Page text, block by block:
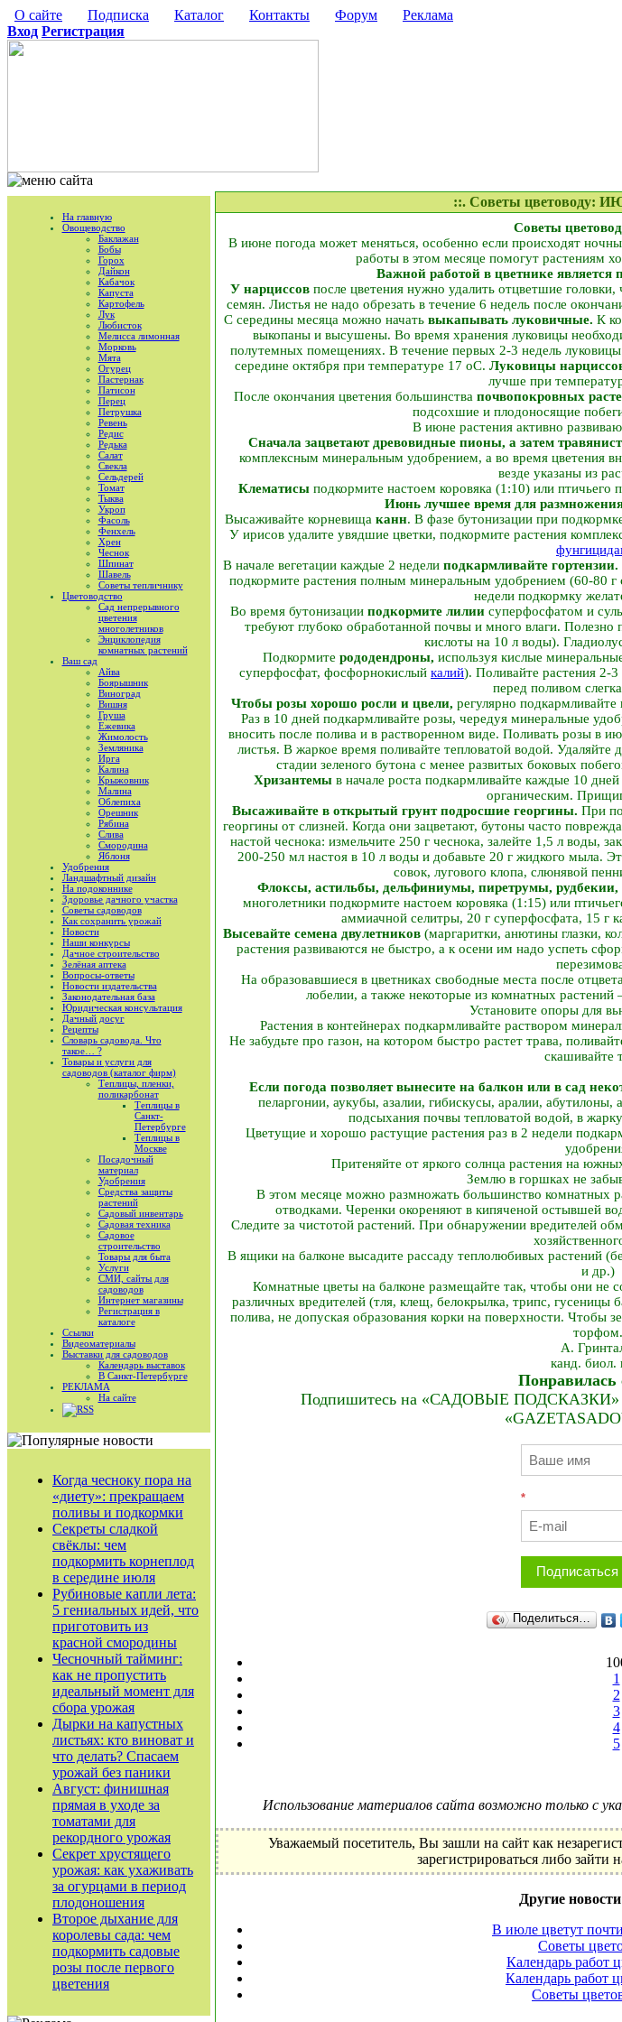
О сайте Подписка Каталог Контакты Форум
Реклама
Вход Регистрация
На главную
Овощеводство
Баклажан
Бобы
Горох
Дайкон
Кабачок
Капуста
Картофель
Лук
Любисток
Мелисса лимонная
Морковь
Мята
Огурец
Пастернак
Патисон
Перец
Петрушка
Ревень
Редис
Редька
Салат
Свекла
Сельдерей
Томат
Тыква
Укроп
Фасоль
Фенхель
Хрен
Чеснок
Шпинат
Шавель
Советы тепличнику
Цветоводство
Сад непрерывного
цветения
многолетников
Энциклопедия
комнатных растений
Ваш сад
Айва
Боярышник
Виноград
Вишня
Груша
Ежевика
Жимолость
Земляника
Ирга
Калина
Крыжовник
Малина
Облепиха
Орешник
Рябина
Слива
Смородина
Яблоня
Удобрения
Ландшафтный дизайн
На подоконнике
Здоровье дачного участка
Советы садоводов
Как сохранить урожай
Новости
Наши конкурсы
Дачное строительство
Зелёная аптека
Вопросы-ответы
Новости издательства
Законодательная база
Юридическая консультация
Дачный досуг
Рецепты
Словарь садовода. Что
такое… ?
Товары и услуги для
садоводов (каталог фирм)
Теплицы, пленки,
поликарбонат
Теплицы в
Санкт-
Петербурге
Теплицы в
Москве
Посадочный
материал
Удобрения
Средства защиты
растений
Садовый инвентарь
Садовая техника
Садовое
строительство
Товары для быта
Услуги
СМИ, сайты для
садоводов
Интернет магазины
Регистрация в
каталоге
Ссылки
Видеоматериалы
Выставки для садоводов
Календарь выставок
В Санкт-Петербурге
РЕКЛАМА
На сайте
RSS
Когда чесноку пора на
«диету»: прекращаем
поливы и подкормки
Секреты сладкой
свёклы: чем
подкормить корнеплод
в середине июля
Рубиновые капли лета:
5 гениальных идей, что
приготовить из
красной смородины
Чесночный тайминг:
как не пропустить
идеальный момент для
сбора урожая
Дырки на капустных
листьях: кто виноват и
что делать? Спасаем
урожай без паники
Август: финишная
прямая в уходе за
томатами для
рекордного урожая
Секрет хрустящего
урожая: как ухаживать
за огурцами в период
плодоношения
Второе дыхание для
королевы сада: чем
подкормить садовые
розы после первого
цветения
::. Советы цветоводу:
Советы
В июне погода может меняться, особенно если происходят
работы в этом месяце помогут растениям
Важной работой в цветнике является
У нарциссов после цветения нужно удалить отцветшие
семян. Листья не надо обрезать в течение 6 недель после
С середины месяца можно начать выкапывать луковичные. К
выкопаны и высушены. Во время хранения луковицы
полутемных помещениях. В течение первых 2-3 недель
середине октября при температуре 17 оС. Луковицы
лучше при
После окончания цветения большинства почвопокровных
подсохшие и плодоносящие
В июне растения активно
Сначала зацветают древовидные пионы, а затем
комплексным минеральным удобрением, а во время цветения
везде указаны из
Клематисыподкормите настоем коровяка (1:10) или птичьего
Июнь лучшее время для
Высаживайте корневища канн. В фазе бутонизации при
У ирисов удалите увядшие цветки, подкормите растения
В начале вегетации каждые 2 недели подкармливайте гортензии.
подкормите растения полным минеральным удобрением (60-80 г
недели подкормку
Во время бутонизации подкормите лилии суперфосфатом и
требуют глубоко обработанной почвы и много влаги.
кислоты на 10 л воды).
Подкормите рододендроны, используя кислые
суперфосфат, фосфорнокислый калий). Поливайте растения 2-
перед поливом
Чтобы розы хорошо росли и цвели, регулярно
Раз в 10 дней подкармливайте розы, чередуя минеральные
вносить после полива и в растворенном виде. Поливать розы в
листья. В жаркое время поливайте тепловатой водой.
стадии зеленого бутона с менее развитых боковых
Хризантемы в начале роста подкармливайте каждые 10
органическим.
Высаживайте в открытый грунт подросшие георгины. При
георгины от слизней. Когда они зацветают, бутоны часто
настой чеснока: измельчите 250 г чеснока, залейте 1,5 л воды,
200-250 мл настоя в 10 л воды и добавьте 20 г жидкого мыла.
совок, лугового клопа, слюнявой
Флоксы, астильбы, дельфиниумы, пиретрумы,
многолетники подкормите настоем коровяка (1:15) или
аммиачной селитры, 20 г суперфосфата, 15 г
Высевайте семена двулетников (маргаритки, анютины глазки,
растения развиваются не быстро, а к осени им надо успеть
На образовавшиеся в цветниках свободные места после
лобелии, а также некоторые из комнатных
Установите опоры для
Растения в контейнерах подкармливайте раствором
Не забудьте про газон, на котором быстро растет трава,
скашивайте
Если погода позволяет вынесите на балкон или в сад
пеларгонии, аукубы, азалии, гибискусы, аралии,
подсыхания почвы тепловатой водой, в
Цветущие и хорошо растущие растения раз в 2 недели
Притеняйте от яркого солнца растения на
Землю в горшках не
В этом месяце можно размножать большинство комнатных
отводками. Черенки окореняют в кипяченой остывшей
Следите за чистотой растений. При обнаружении вредителей
В ящики на балконе высадите рассаду теплолюбивых растений
и др.)
Комнатные цветы на балконе размещайте так, чтобы они не
различных вредителей (тля, клещ, белокрылка, трипс,
полива, не допуская образования корки на поверхности. Чтобы
торфом.
А.
канд. биол.
Понравилась
Подпишитесь на «САДОВЫЕ ПОДСКАЗКИ» –
*
Подписаться
Поделиться…
1
2
3
4
5
Использование материалов сайта возможно только с
Уважаемый посетитель, Вы зашли на сайт как
зарегистрироваться либо
Другие
В июле цветут
Советы
Календарь работ
Календарь работ
Советы